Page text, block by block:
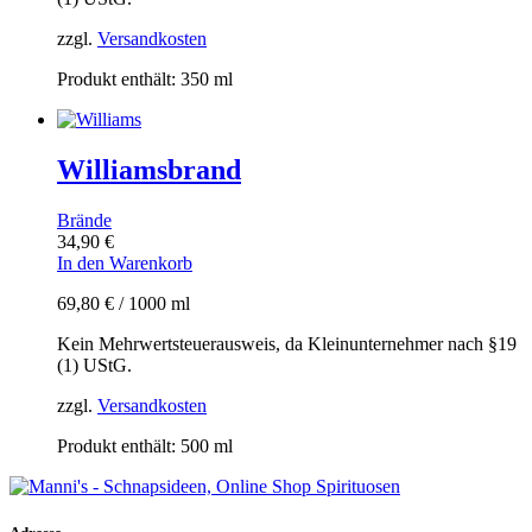
zzgl. Versandkosten
Produkt enthält: 350 ml
Williamsbrand
Brände
34,90 €
In den Warenkorb
69,80 € / 1000 ml
Kein Mehrwertsteuerausweis, da Kleinunternehmer nach §19
(1) UStG.
zzgl. Versandkosten
Produkt enthält: 500 ml